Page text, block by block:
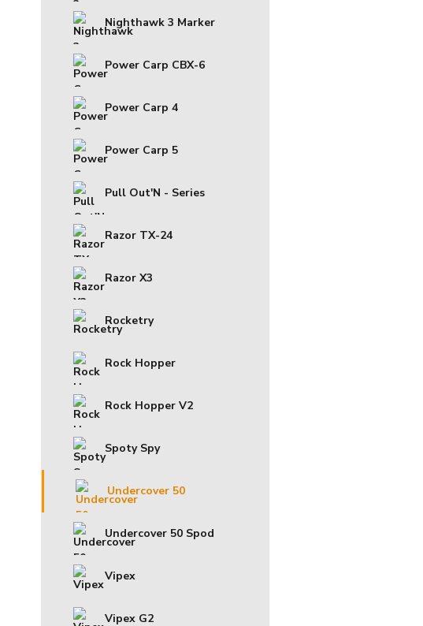
Nighthawk 3 Marker
Power Carp CBX-6
Power Carp 4
Power Carp 5
Pull Out'N - Series
Razor TX-24
Razor X3
Rocketry
Rock Hopper
Rock Hopper V2
Spoty Spy
Undercover 50
Undercover 50 Spod
Vipex
Vipex G2